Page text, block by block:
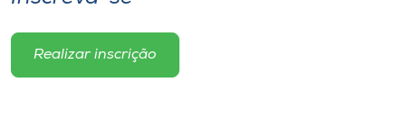
Realizar inscrição